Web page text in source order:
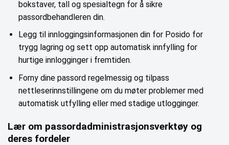
bokstaver, tall og spesialtegn for å sikre
passordbehandleren din.
Legg til innloggingsinformasjonen din for Posido for
trygg lagring og sett opp automatisk innfylling for
hurtige innlogginger i fremtiden.
Forny dine passord regelmessig og tilpass
nettleserinnstillingene om du møter problemer med
automatisk utfylling eller med stadige utlogginger.
Lær om passordadministrasjonsverktøy og
deres fordeler